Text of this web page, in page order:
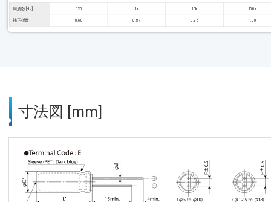
周波数 [Hz] 120 1k 10k 100k
補正係数 0.60 0.87 0.95 1.00
寸法図 [mm]